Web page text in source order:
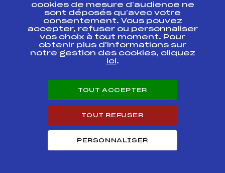
BNAF0011.FFS
SAMSE NATIONAL
TOUR
U19/U21/SENIORS
FFS
Circuits Nordique 2019
SAMSE NATIONAL TOUR BIATHLON U19
Résultats Nordique 2018
cookies de mesure d’audience ne
sont déposés qu’avec votre
consentement. Vous pouvez
accepter, refuser ou personnaliser
vos choix à tout moment. Pour
obtenir plus d'informations sur
notre gestion des cookies, cliquez
ici.
TOUT ACCEPTER
TOUT REFUSER
PERSONNALISER